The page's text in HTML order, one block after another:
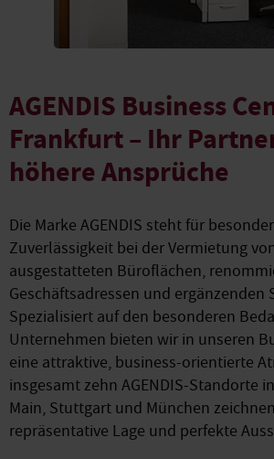
AGENDIS Business
Frankfurt – Ihr
höhere Ansprüche
Die Marke AGENDIS steht für
Zuverlässigkeit bei der Vermietung
ausgestatteten Büroflächen,
Geschäftsadressen und ergänzenden
Spezialisiert auf den besonderen
Unternehmen bieten wir in unseren
eine attraktive, business-orientierte
insgesamt zehn AGENDIS-Standorte
Main, Stuttgart und München
repräsentative Lage und perfekte